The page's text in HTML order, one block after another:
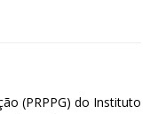
(PRPPG) do Instituto